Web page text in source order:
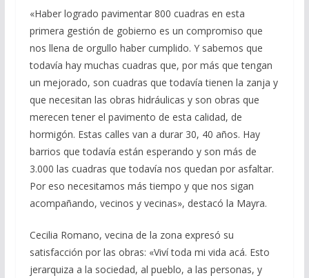
«Haber logrado pavimentar 800 cuadras en esta
primera gestión de gobierno es un compromiso que
nos llena de orgullo haber cumplido. Y sabemos que
todavía hay muchas cuadras que, por más que tengan
un mejorado, son cuadras que todavía tienen la zanja y
que necesitan las obras hidráulicas y son obras que
merecen tener el pavimento de esta calidad, de
hormigón. Estas calles van a durar 30, 40 años. Hay
barrios que todavía están esperando y son más de
3.000 las cuadras que todavía nos quedan por asfaltar.
Por eso necesitamos más tiempo y que nos sigan
acompañando, vecinos y vecinas», destacó la Mayra.
Cecilia Romano, vecina de la zona expresó su
satisfacción por las obras: «Viví toda mi vida acá. Esto
jerarquiza a la sociedad, al pueblo, a las personas, y